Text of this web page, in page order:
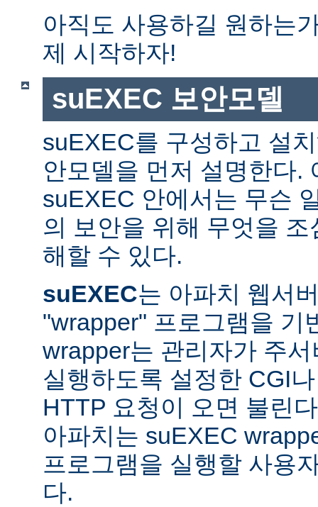
아직도 사용하길 원하는
제 시작하자!
suEXEC 보안모델
suEXEC를 구성하고 설
안모델을 먼저 설명한다.
suEXEC 안에서는 무슨
의 보안을 위해 무엇을
해할 수 있다.
suEXEC는 아파치 웹서
"wrapper" 프로그램을 기
wrapper는 관리자가 주
실행하도록 설정한 CGI
HTTP 요청이 오면 불린
아파치는 suEXEC
프로그램을 실행할 사용
다.